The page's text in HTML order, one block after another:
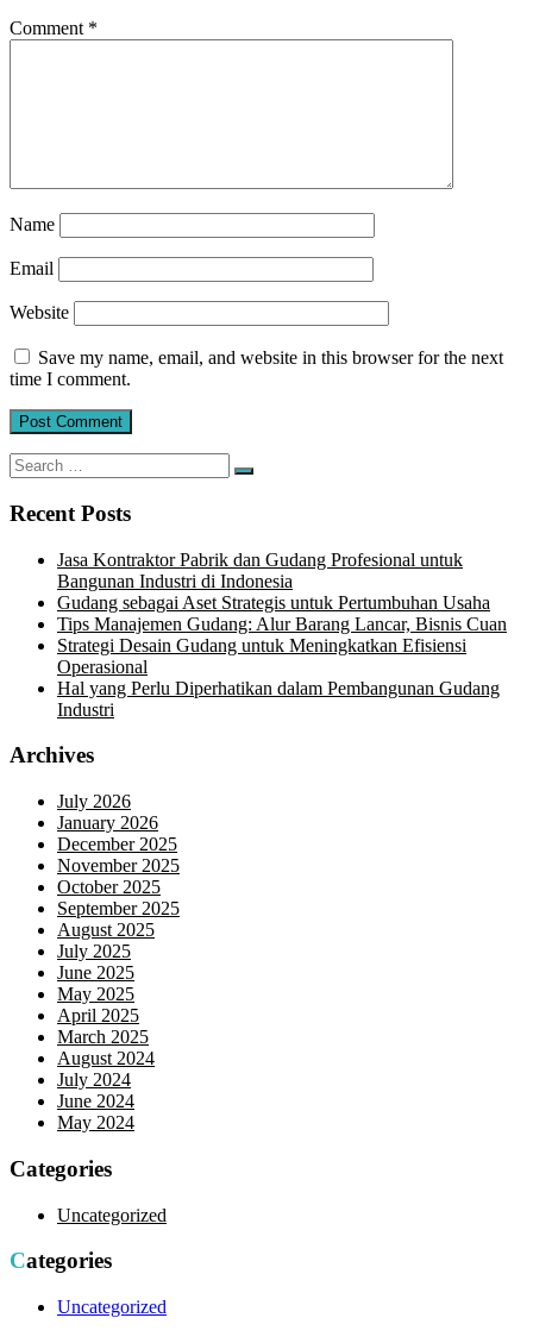
Comment *
Name
Email
Website
Save my name, email, and website in this browser for the next
time I comment.
Search
for:
Search
Recent Posts
Jasa Kontraktor Pabrik dan Gudang Profesional untuk
Bangunan Industri di Indonesia
Gudang sebagai Aset Strategis untuk Pertumbuhan Usaha
Tips Manajemen Gudang: Alur Barang Lancar, Bisnis Cuan
Strategi Desain Gudang untuk Meningkatkan Efisiensi
Operasional
Hal yang Perlu Diperhatikan dalam Pembangunan Gudang
Industri
Archives
July 2026
January 2026
December 2025
November 2025
October 2025
September 2025
August 2025
July 2025
June 2025
May 2025
April 2025
March 2025
August 2024
July 2024
June 2024
May 2024
Categories
Uncategorized
Categories
Uncategorized